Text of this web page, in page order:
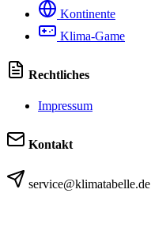
Kontinente
Klima-Game
Rechtliches
Impressum
Kontakt
service@klimatabelle.de